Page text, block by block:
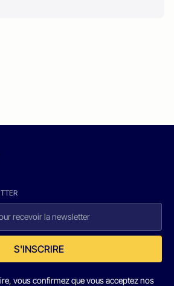
S'INSCRIRE
vous confirmez que vous acceptez nos